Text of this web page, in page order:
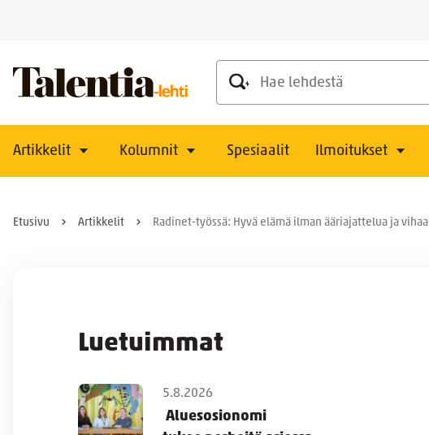
Hae lehdestä
Artikkelit Kolumnit Spesiaalit Ilmoitukset
Etusivu Artikkelit Radinet-työssä: Hyvä elämä ilman ääriajattelua ja vihaa
Luetuimmat
5.8.2026
Aluesosionomi